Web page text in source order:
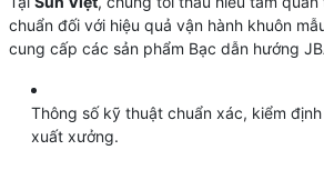
chuẩn đối với hiệu quả vận hành khuôn
cung cấp các sản phẩm Bạc dẫn hướng
Thông số kỹ thuật chuẩn xác, kiểm
xuất xưởng.